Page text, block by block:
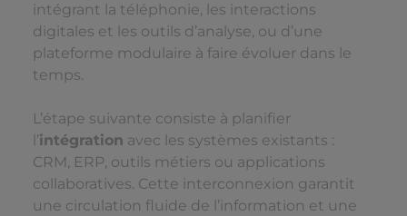
intégrant la téléphonie, les interactions
digitales et les outils d’analyse, ou d’une
plateforme modulaire à faire évoluer dans le
temps.
L’étape suivante consiste à planifier
l’intégration avec les systèmes existants :
CRM, ERP, outils métiers ou applications
collaboratives. Cette interconnexion garantit
une circulation fluide de l’information et une